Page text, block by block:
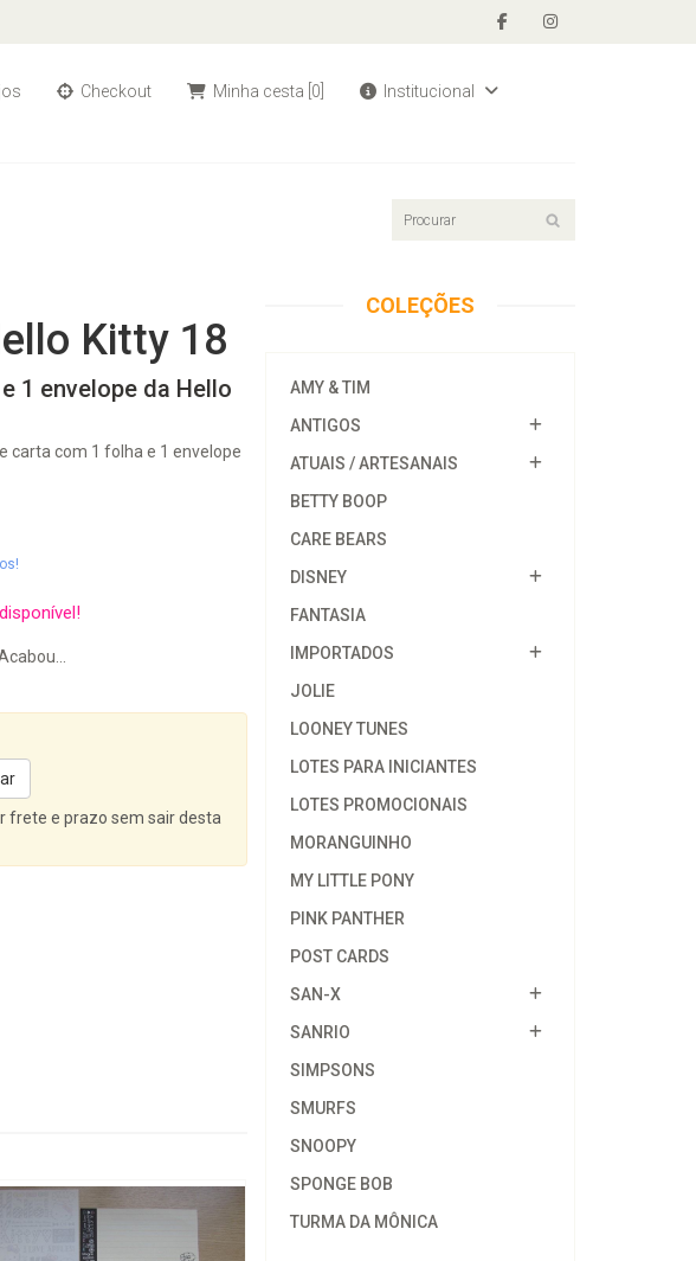
Checkout Minha cesta [0]
Institucional
Kitty 18
1 envelope da Hello
carta com 1 folha e 1 envelope
frete e prazo sem sair desta
COLEÇÕES
AMY & TIM
ANTIGOS
ATUAIS / ARTESANAIS
BETTY BOOP
CARE BEARS
DISNEY
FANTASIA
IMPORTADOS
JOLIE
LOONEY TUNES
LOTES PARA INICIANTES
LOTES PROMOCIONAIS
MORANGUINHO
MY LITTLE PONY
PINK PANTHER
POST CARDS
SAN-X
SANRIO
SIMPSONS
SMURFS
SNOOPY
SPONGE BOB
TURMA DA MÔNICA